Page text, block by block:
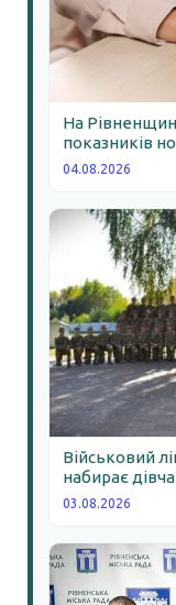
На
показників
04.08.2026
Військовий
набирає
03.08.2026